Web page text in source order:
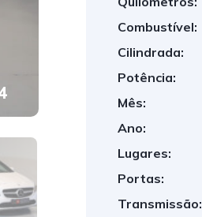
Combustível:
Cilindrada:
Potência:
Mês:
Ano:
Lugares:
Portas:
Transmissão: